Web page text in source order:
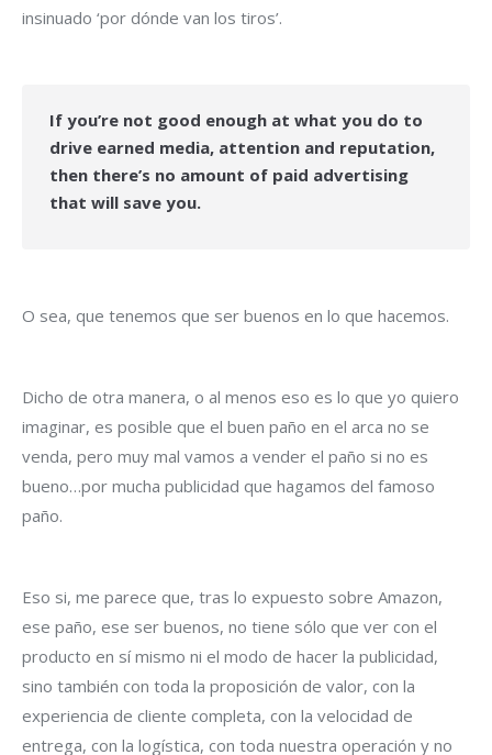
insinuado ‘por dónde van los tiros’.
If you’re not good enough at what you do to
drive earned media, attention and reputation,
then there’s no amount of paid advertising
that will save you.
O sea, que tenemos que ser buenos en lo que hacemos.
Dicho de otra manera, o al menos eso es lo que yo quiero
imaginar, es posible que el buen paño en el arca no se
venda, pero muy mal vamos a vender el paño si no es
bueno…por mucha publicidad que hagamos del famoso
paño.
Eso si, me parece que, tras lo expuesto sobre Amazon,
ese paño, ese ser buenos, no tiene sólo que ver con el
producto en sí mismo ni el modo de hacer la publicidad,
sino también con toda la proposición de valor, con la
experiencia de cliente completa, con la velocidad de
entrega, con la logística, con toda nuestra operación y no